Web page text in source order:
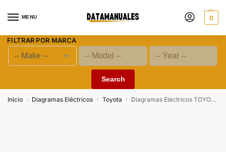
MENU 0
FILTRAR POR MARCA
Search
Inicio / Diagramas Eléctricos / Toyota / Diagramas Eléctricos TOYOTA CAMRY 2.0L (1AZ-FE) y (2AR-FE) 2.5L 2012